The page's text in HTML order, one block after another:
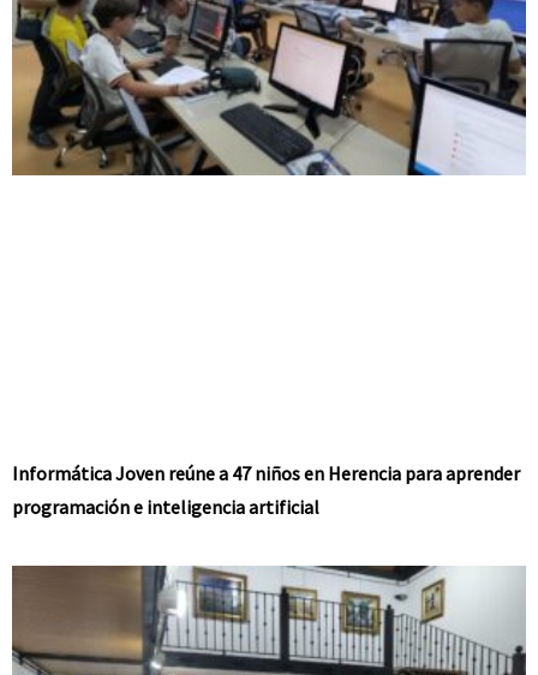
Informática Joven reúne a 47 niños en Herencia para aprender
programación e inteligencia artificial